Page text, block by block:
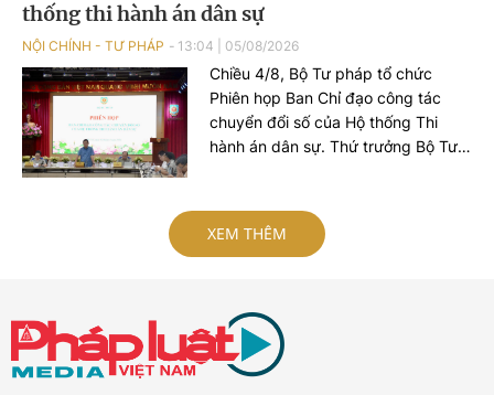
dựng Hải quan số, Hải quan thông
minh, chuyển mạnh từ tư duy quản
thống thi hành án dân sự
NỘI CHÍNH - TƯ PHÁP 13:04 05/08/2026
Chiều 4/8, Bộ Tư pháp tổ chức
Phiên họp Ban Chỉ đạo công tác
chuyển đổi số của Hộ thống Thi
hành án dân sự. Thứ trưởng Bộ Tư
Hệ thống Thi hành án dân sự (Ban
Chỉ đạo).
XEM THÊM